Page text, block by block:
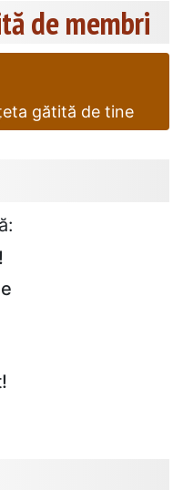
de membri
gătită de tine